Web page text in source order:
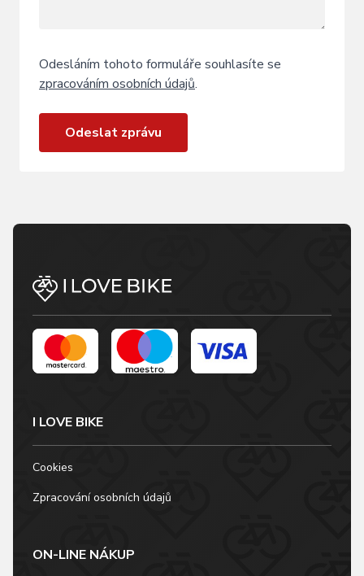
Odesláním tohoto formuláře souhlasíte se
zpracováním osobních údajů.
Odeslat zprávu
I LOVE BIKE
Cookies
Zpracování osobních údajů
ON-LINE NÁKUP